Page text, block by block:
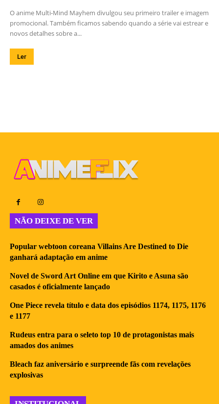
O anime Multi-Mind Mayhem divulgou seu primeiro trailer e imagem
promocional. Também ficamos sabendo quando a série vai estrear e
novos detalhes sobre a...
Ler
NÃO DEIXE DE VER
Popular webtoon coreana Villains Are Destined to Die
ganhará adaptação em anime
Novel de Sword Art Online em que Kirito e Asuna são
casados é oficialmente lançado
One Piece revela título e data dos episódios 1174, 1175, 1176
e 1177
Rudeus entra para o seleto top 10 de protagonistas mais
amados dos animes
Bleach faz aniversário e surpreende fãs com revelações
explosivas